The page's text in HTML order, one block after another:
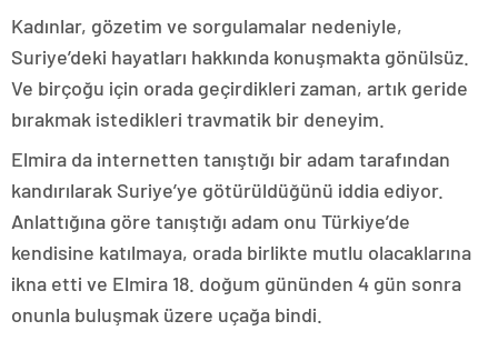
Kadınlar, gözetim ve sorgulamalar nedeniyle,
Suriye’deki hayatları hakkında konuşmakta gönülsüz.
Ve birçoğu için orada geçirdikleri zaman, artık geride
bırakmak istedikleri travmatik bir deneyim.
Elmira da internetten tanıştığı bir adam tarafından
kandırılarak Suriye’ye götürüldüğünü iddia ediyor.
Anlattığına göre tanıştığı adam onu Türkiye’de
kendisine katılmaya, orada birlikte mutlu olacaklarına
ikna etti ve Elmira 18. doğum gününden 4 gün sonra
onunla buluşmak üzere uçağa bindi.